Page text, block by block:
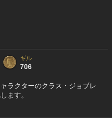
ギル
706
ラクターのクラス・ジョブレ
ます。